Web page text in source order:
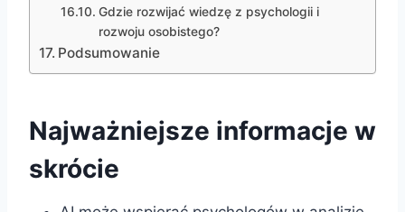
Gdzie rozwijać wiedzę z psychologii i
rozwoju osobistego?
Podsumowanie
Najważniejsze informacje w
skrócie